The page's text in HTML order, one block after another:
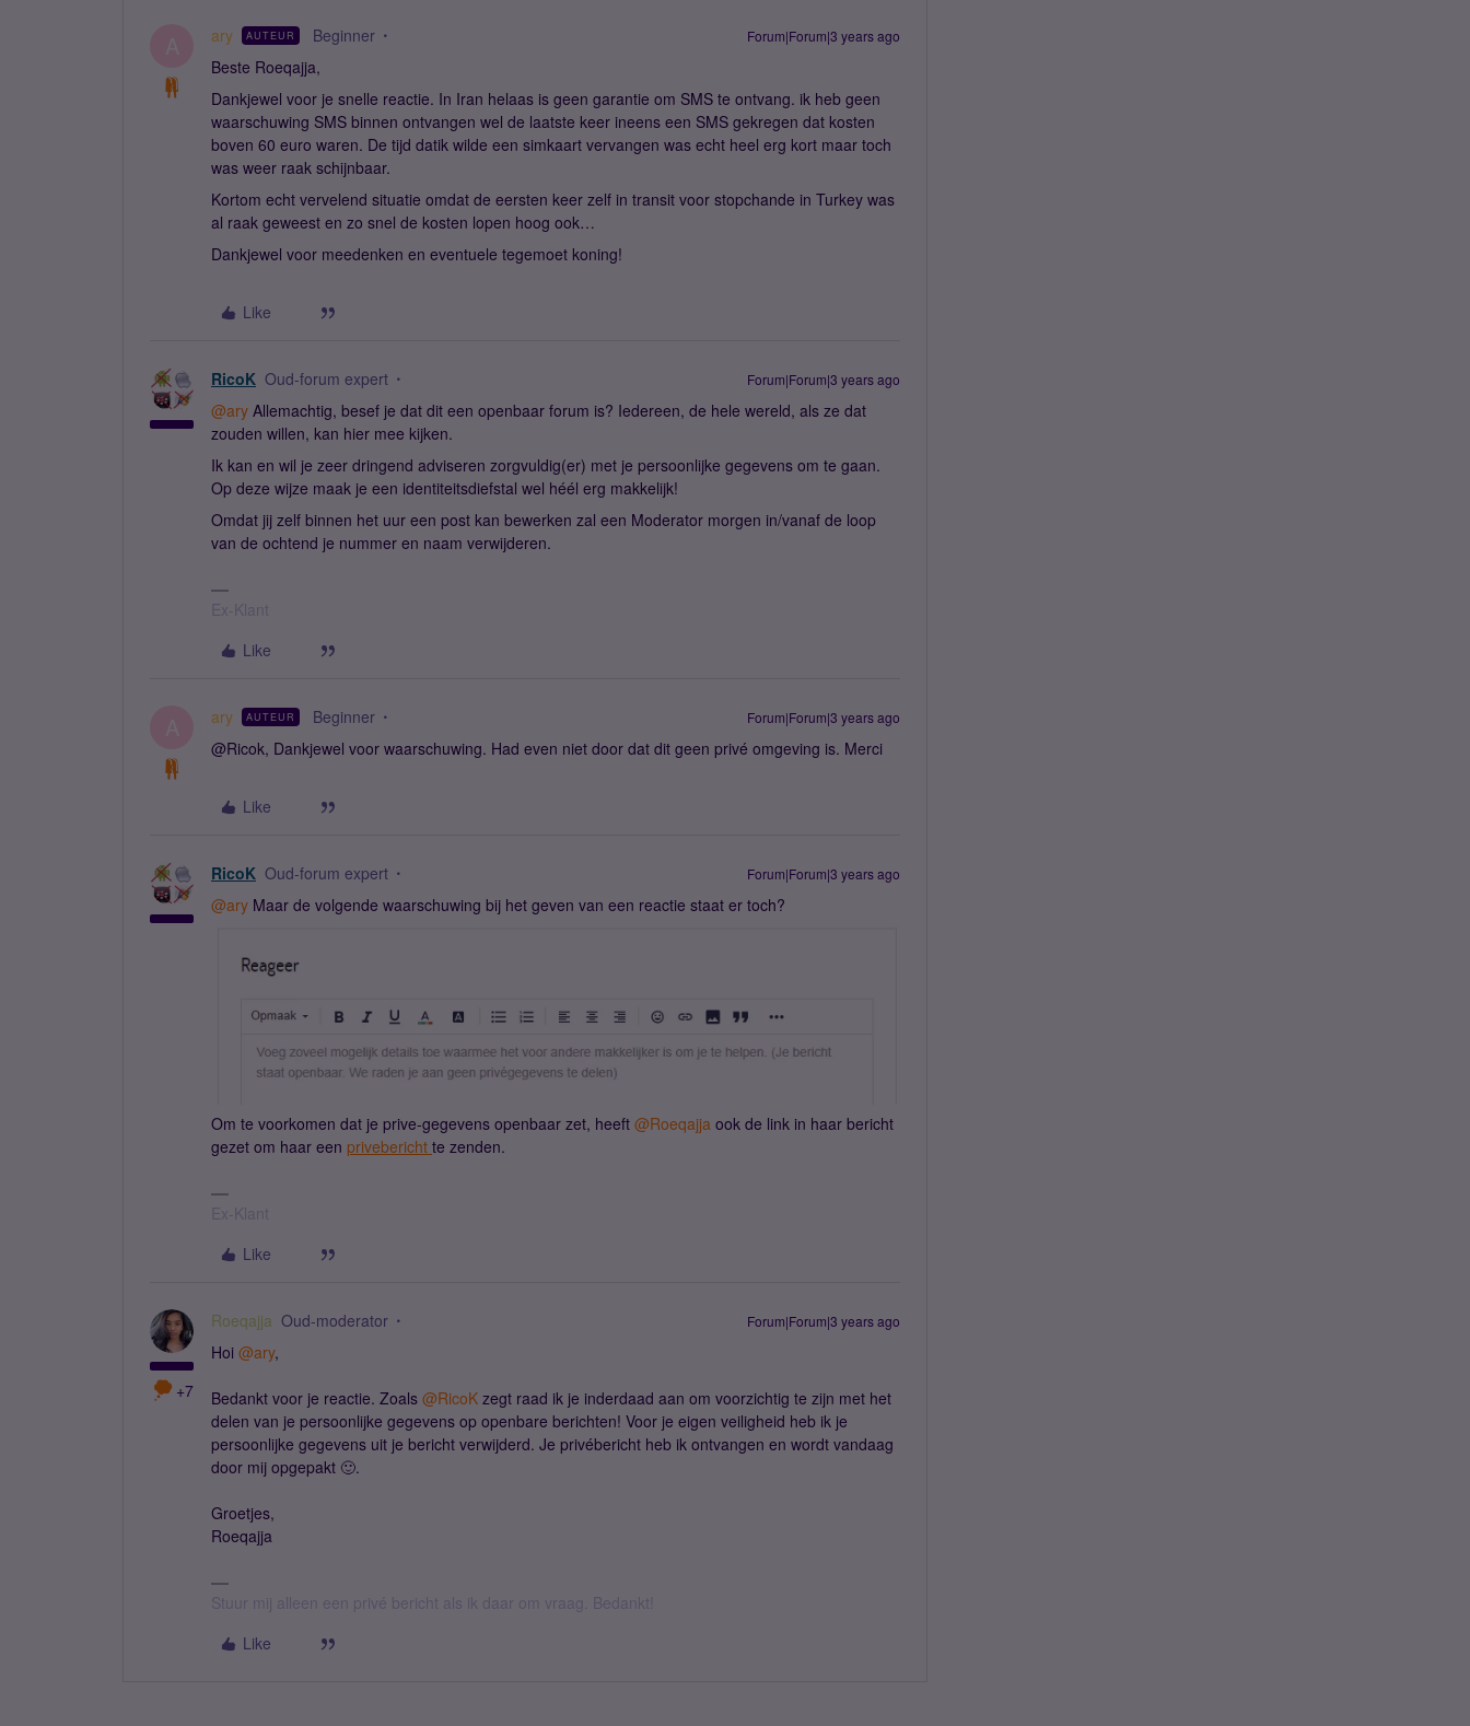
ary AUTEUR Beginner Forum|Forum|3 years ago
Beste Roeqajja,
Dankjewel voor je snelle reactie. In Iran helaas is geen garantie om SMS te ontvang. ik heb geen
waarschuwing SMS binnen ontvangen wel de laatste keer ineens een SMS gekregen dat kosten
boven 60 euro waren. De tijd datik wilde een simkaart vervangen was echt heel erg kort maar toch
was weer raak schijnbaar.
Kortom echt vervelend situatie omdat de eersten keer zelf in transit voor stopchande in Turkey was
al raak geweest en zo snel de kosten lopen hoog ook…
Dankjewel voor meedenken en eventuele tegemoet koning!
Like
RicoK Oud-forum expert Forum|Forum|3 years ago
@ary Allemachtig, besef je dat dit een openbaar forum is? Iedereen, de hele wereld, als ze dat
zouden willen, kan hier mee kijken.
Ik kan en wil je zeer dringend adviseren zorgvuldig(er) met je persoonlijke gegevens om te gaan.
Op deze wijze maak je een identiteitsdiefstal wel héél erg makkelijk!
Omdat jij zelf binnen het uur een post kan bewerken zal een Moderator morgen in/vanaf de loop
van de ochtend je nummer en naam verwijderen.
Ex-Klant
Like
ary AUTEUR Beginner Forum|Forum|3 years ago
@Ricok, Dankjewel voor waarschuwing. Had even niet door dat dit geen privé omgeving is. Merci
Like
RicoK Oud-forum expert Forum|Forum|3 years ago
@ary Maar de volgende waarschuwing bij het geven van een reactie staat er toch?
Om te voorkomen dat je prive-gegevens openbaar zet, heeft @Roeqajja ook de link in haar bericht
gezet om haar een privebericht te zenden.
Ex-Klant
Like
+7
Roeqajja Oud-moderator Forum|Forum|3 years ago
Hoi @ary,
Bedankt voor je reactie. Zoals @RicoK zegt raad ik je inderdaad aan om voorzichtig te zijn met het
delen van je persoonlijke gegevens op openbare berichten! Voor je eigen veiligheid heb ik je
persoonlijke gegevens uit je bericht verwijderd. Je privébericht heb ik ontvangen en wordt vandaag
door mij opgepakt 🙂.
Groetjes,
Roeqajja
Stuur mij alleen een privé bericht als ik daar om vraag. Bedankt!
Like